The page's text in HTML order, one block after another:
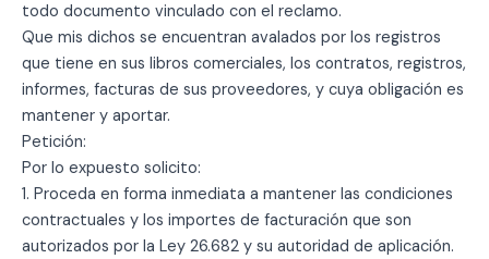
todo documento vinculado con el reclamo.
Que mis dichos se encuentran avalados por los registros
que tiene en sus libros comerciales, los contratos, registros,
informes, facturas de sus proveedores, y cuya obligación es
mantener y aportar.
Petición:
Por lo expuesto solicito:
1. Proceda en forma inmediata a mantener las condiciones
contractuales y los importes de facturación que son
autorizados por la Ley 26.682 y su autoridad de aplicación.